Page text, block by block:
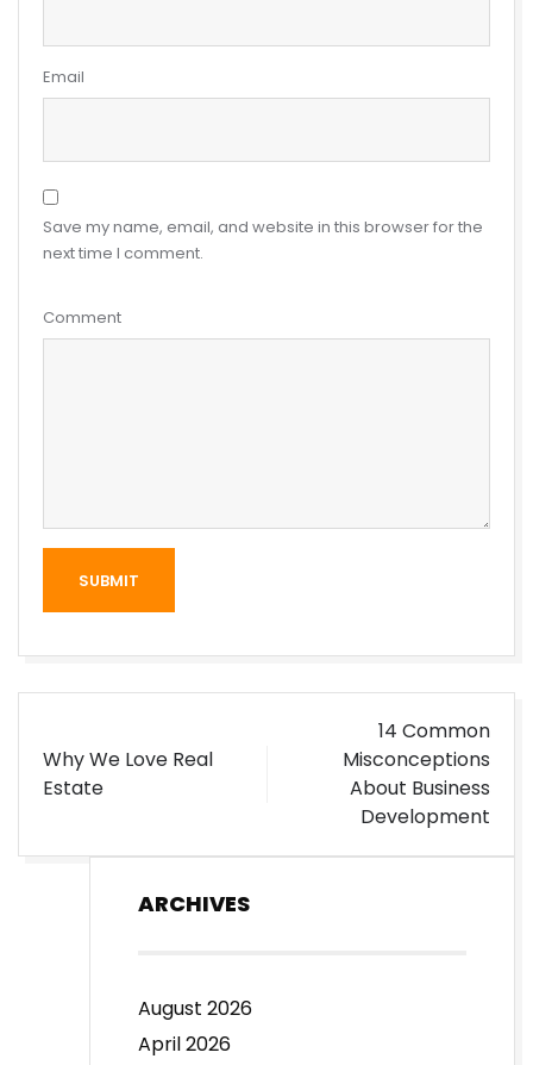
Email
Save my name, email, and website in this browser for the
next time I comment.
Comment
SUBMIT
navigation
Why We Love Real
Estate
14 Common
Misconceptions
About Business
Development
ARCHIVES
August 2026
April 2026